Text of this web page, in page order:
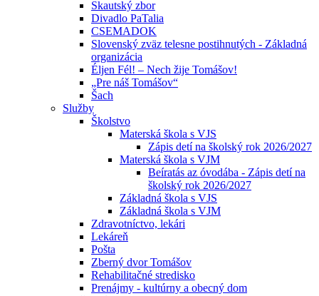
Skautský zbor
Divadlo PaTalia
CSEMADOK
Slovenský zväz telesne postihnutých - Základná
organizácia
Éljen Fél! – Nech žije Tomášov!
„Pre náš Tomášov“
Šach
Služby
Školstvo
Materská škola s VJS
Zápis detí na školský rok 2026/2027
Materská škola s VJM
Beíratás az óvodába - Zápis detí na
školský rok 2026/2027
Základná škola s VJS
Základná škola s VJM
Zdravotníctvo, lekári
Lekáreň
Pošta
Zberný dvor Tomášov
Rehabilitačné stredisko
Prenájmy - kultúrny a obecný dom